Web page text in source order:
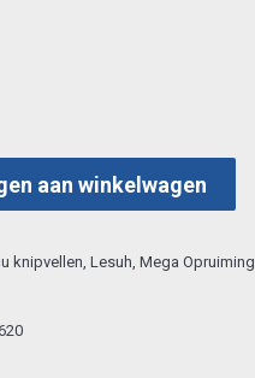
aan winkelwagen
knipvellen, Lesuh, Mega Opruiming